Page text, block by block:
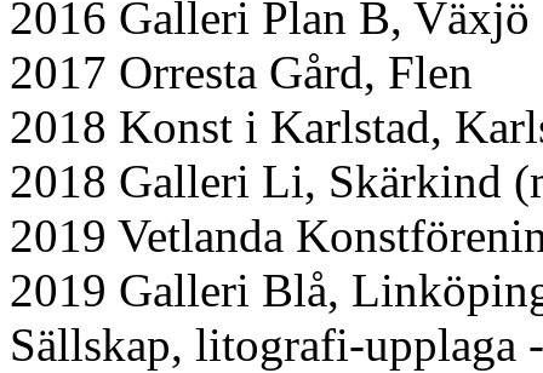
2016 Galleri Plan B, Växjö
2017 Orresta Gård, Flen
2018 Konst i Karlstad,
2018 Galleri Li, Skärkind
2019 Vetlanda
2019 Galleri Blå,
Sällskap, litografi-upplaga